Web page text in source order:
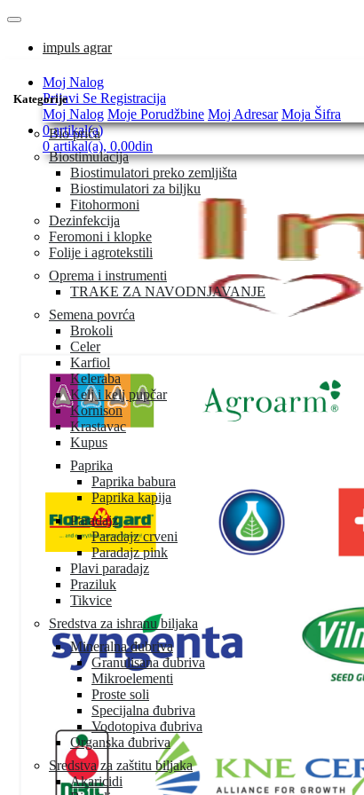
impuls agrar
Kategorije
Bio priča
Biostimulacija
Biostimulatori preko zemljišta
Biostimulatori za biljku
Fitohormoni
Dezinfekcija
Feromoni i klopke
Folije i agrotekstili
Oprema i instrumenti
TRAKE ZA NAVODNJAVANJE
Semena povrća
Brokoli
Celer
Karfiol
Keleraba
Kelj i kelj pupčar
Kornison
Krastavac
Kupus
Paprika
Paprika babura
Paprika kapija
Paradajz
Paradajz crveni
Paradajz pink
Plavi paradajz
Praziluk
Tikvice
Sredstva za ishranu biljaka
Mineralna đubriva
Granulisana đubriva
Mikroelementi
Proste soli
Specijalna đubriva
Vodotopiva đubriva
Organska đubriva
Sredstva za zaštitu biljaka
Akaricidi
Moj Nalog
Prijavi Se Registracija
Moj Nalog Moje Porudžbine Moj Adresar Moja Šifra
0 artikal(a)
0 artikal(a), 0.00din